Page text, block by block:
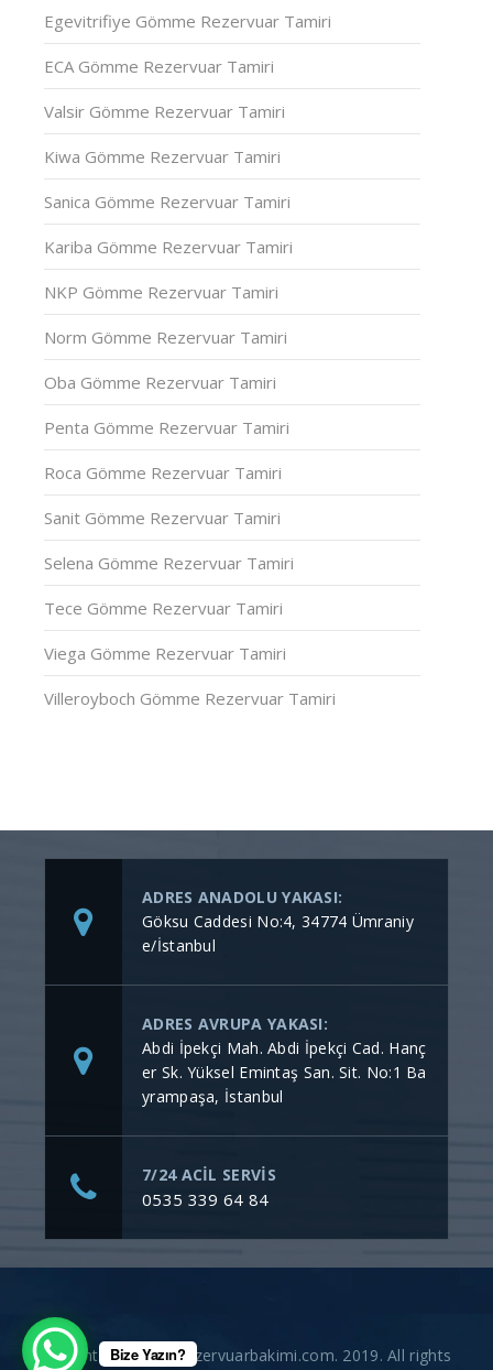
Egevitrifiye Gömme Rezervuar Tamiri
ECA Gömme Rezervuar Tamiri
Valsir Gömme Rezervuar Tamiri
Kiwa Gömme Rezervuar Tamiri
Sanica Gömme Rezervuar Tamiri
Kariba Gömme Rezervuar Tamiri
NKP Gömme Rezervuar Tamiri
Norm Gömme Rezervuar Tamiri
Oba Gömme Rezervuar Tamiri
Penta Gömme Rezervuar Tamiri
Roca Gömme Rezervuar Tamiri
Sanit Gömme Rezervuar Tamiri
Selena Gömme Rezervuar Tamiri
Tece Gömme Rezervuar Tamiri
Viega Gömme Rezervuar Tamiri
Villeroyboch Gömme Rezervuar Tamiri
ADRES ANADOLU YAKASI:
Göksu Caddesi No:4, 34774 Ümraniy
e/İstanbul
ADRES AVRUPA YAKASI:
Abdi İpekçi Mah. Abdi İpekçi Cad. Hanç
er Sk. Yüksel Emintaş San. Sit. No:1 Ba
yrampaşa, İstanbul
7/24 ACİL SERVİS
0535 339 64 84
Copyright © gommerezervuarbakimi.com. 2019. All rights
Bize Yazın?